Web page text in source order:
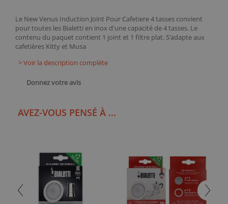
Le New Venus Induction Joint Pour Cafetiere 4 tasses convient
pour toutes les Bialetti en inox d'une capacité de 4 tasses. Le
contenu du paquet contient 1 joint et 1 filtre plat. S'adapte aux
cafetières Kitty et Musa
> Voir la description complète
Donnez votre avis
AVEZ-VOUS PENSÉ À ...